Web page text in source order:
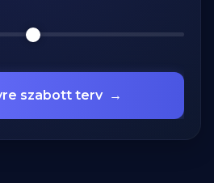
szabott terv →